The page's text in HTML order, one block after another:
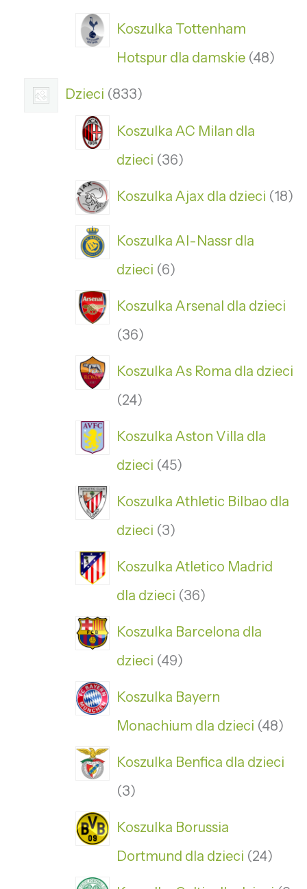
Koszulka Tottenham
Hotspur dla damskie 48
Dzieci 833
Koszulka AC Milan dla
dzieci 36
Koszulka Ajax dla dzieci 18
Koszulka Al-Nassr dla
dzieci 6
Koszulka Arsenal dla dzieci
36
Koszulka As Roma dla dzieci
24
Koszulka Aston Villa dla
dzieci 45
Koszulka Athletic Bilbao dla
dzieci 3
Koszulka Atletico Madrid
dla dzieci 36
Koszulka Barcelona dla
dzieci 49
Koszulka Bayern
Monachium dla dzieci 48
Koszulka Benfica dla dzieci
3
Koszulka Borussia
Dortmund dla dzieci 24